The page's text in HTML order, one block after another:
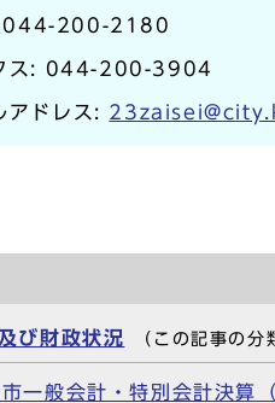
044-200-2180
ス: 044-200-3904
アドレス:
び財政状況 （この記事の分
一般会計・特別会計決算